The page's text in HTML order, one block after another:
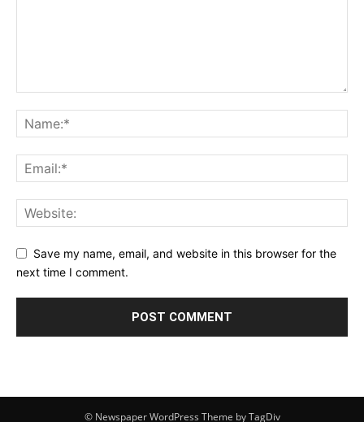
Save my name, email, and website in this browser for the
next time I comment.
© Newspaper WordPress Theme by TagDiv